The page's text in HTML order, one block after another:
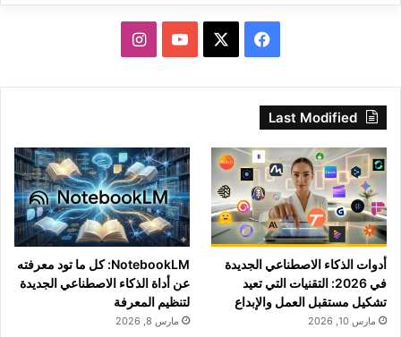
فيسبوك ‫YouTubeانستقرام
Last Modified
أدوات الذكاء الاصطناعي الجديدة
في 2026: التقنيات التي تعيد
تشكيل مستقبل العمل والإبداع
مارس 10, 2026
NotebookLM: كل ما تود معرفته
عن أداة الذكاء الاصطناعي الجديدة
لتنظيم المعرفة
مارس 8, 2026